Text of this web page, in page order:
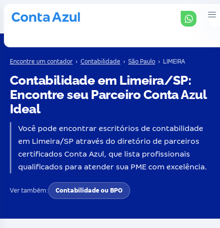
Encontre um contador › Contabilidade › São Paulo › LIMEIRA
Contabilidade em Limeira/SP:
Encontre seu Parceiro Conta Azul
Ideal
Você pode encontrar escritórios de contabilidade
em Limeira/SP através do diretório de parceiros
certificados Conta Azul, que lista profissionais
qualificados para atender sua PME com excelência.
Ver também: Contabilidade ou BPO